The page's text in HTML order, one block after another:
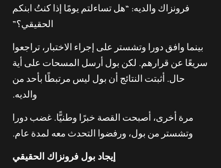
فرونزاك والديه: “هل تساءلتم يومًا إذا كنتُ ابنكم
الحقيقي؟”
بينما وافق دورا وتشستر على إجراء الاختبار، تراجعوا
سريعًا عن قرارهم. لكن بول أرسل المسحات على أية
حال. أثبتت النتائج أن بول ليس مرتبطًا بأحد من
والديه.
مرة أخرى، أصبحت القصة خبرًا وطنيًّا. غضب دورا
وتشستر من بول، ورفضوا التحدث معه لمدة عام.
إيجاد بول فرونزاك الحقيقي